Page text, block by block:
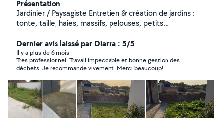
Présentation
Jardinier / Paysagiste Entretien & création de jardins :
tonte, taille, haies, massifs, pelouses, petits
Devis gratuit Secteur [toute l'île de France]
Dernier avis laissé par Diarra : 5/5
Il y a plus de 6 mois
Tres professionnel. Travail impeccable et bonne gestion des
déchets. Je recommande vivement. Merci beaucoup!